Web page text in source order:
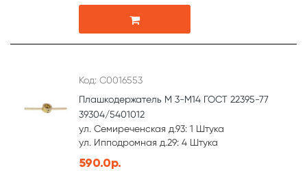
Код: С0016553
Плашкодержатель М 3-М14 ГОСТ 22395-77
39304/5401012
ул. Семиреченская д.93: 1 Штука
ул. Ипподромная д.29: 4 Штука
590.0р.